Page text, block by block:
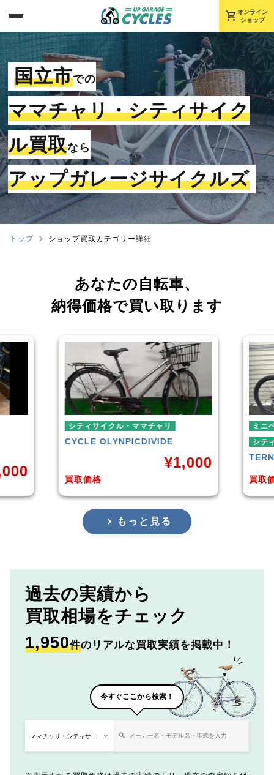
shopping_cart オンライン
ショップ
国立市での
ママチャリ・シティサイク
ル買取なら
アップガレージサイクルズ
トップ ショップ買取カテゴリー詳細
あなたの自転車、
納得価格で買い取ります
ミニベロ
シティサイクル・ママチャリ
SURGE 2021年モデル
36,000
もっと見る
過去の実績から
買取相場をチェック
1,950件のリアルな買取実績を掲載中！
今すぐここから検索！